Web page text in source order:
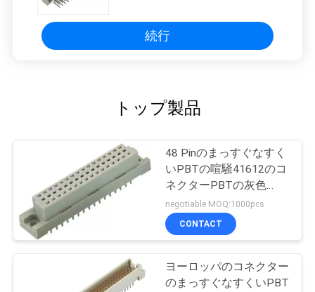
続行
トップ製品
48 Pinのまっすぐなすく
いPBTの喧騒41612のコ
ネクターPBTの灰色
2.54mmヨーロッパのタ
イプ コネクター
negotiable MOQ:1000pcs
CONTACT
ヨーロッパのコネクター
のまっすぐなすくいPBT